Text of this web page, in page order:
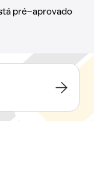
pré-aprovado